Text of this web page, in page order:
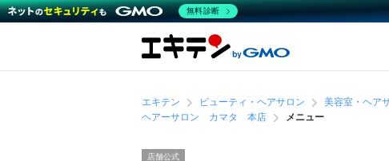
エキテン ビューティ・ヘアサロン 美容室・ヘア
ヘアーサロン カマタ 本店
メニュー
店舗公式
無料診断